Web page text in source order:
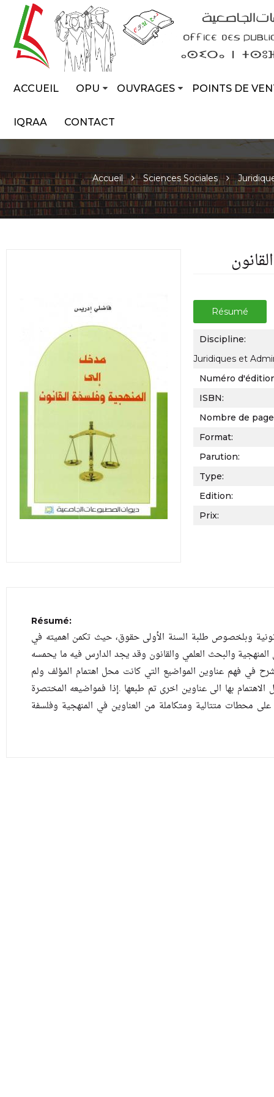
ACCUEIL OPU OUVRAGES POINTS DE
IQRAA CONTACT
Accueil Sciences Sociales
Résumé
Discipline:
Juridiques et
Numéro
ISBN:
Nombre de
Format:
Parution:
Type:
Edition:
Prix:
Résumé:
وبلخصوص طلبة السنة الأولى حقوق، حيث تكمن اهميته في
المنهجية والبحث العلمي والقانون وقد يجد الدارس فيه ما يحمسه
في فهم عناوين المواضيع التي كانت محل اهتمام المؤلف ولم
بها الى عناوين اخرى تم طبعها .إذا فمواضيعه المختصرة
محطات متتالية ومتكاملة من العناوين في المنهجية وفلسفة